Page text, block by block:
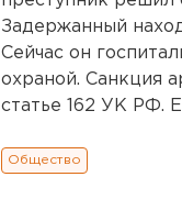
Задержанный
Сейчас он
охраной. Санкция
статье 162 УК РФ.
Общество